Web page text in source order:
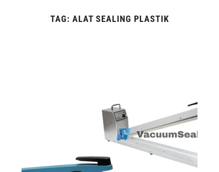
TAG: ALAT SEALING PLASTIK